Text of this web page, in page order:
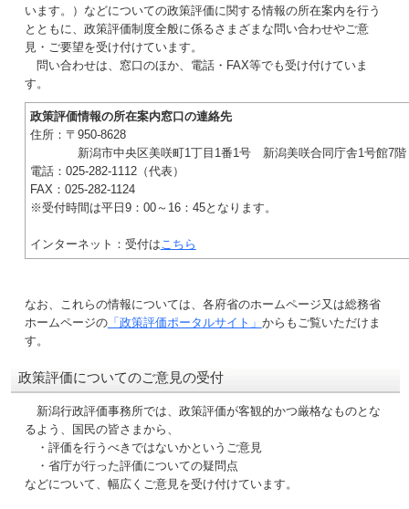
います。）などについての政策評価に関する情報の所在案内を行う
とともに、政策評価制度全般に係るさまざまな問い合わせやご意
見・ご要望を受け付けています。
問い合わせは、窓口のほか、電話・FAX等でも受け付けていま
す。
政策評価情報の所在案内窓口の連絡先
住所：〒950-8628
新潟市中央区美咲町1丁目1番1号 新潟美咲合同庁舎1号館7階
電話：025-282-1112（代表）
FAX：025-282-1124
※受付時間は平日9：00～16：45となります。
インターネット：受付はこちら
なお、これらの情報については、各府省のホームページ又は総務省
ホームページの「政策評価ポータルサイト」 からもご覧いただけま
す。
政策評価についてのご意見の受付
新潟行政評価事務所では、政策評価が客観的かつ厳格なものとな
るよう、国民の皆さまから、
・評価を行うべきではないかというご意見
・省庁が行った評価についての疑問点
などについて、幅広くご意見を受け付けています。